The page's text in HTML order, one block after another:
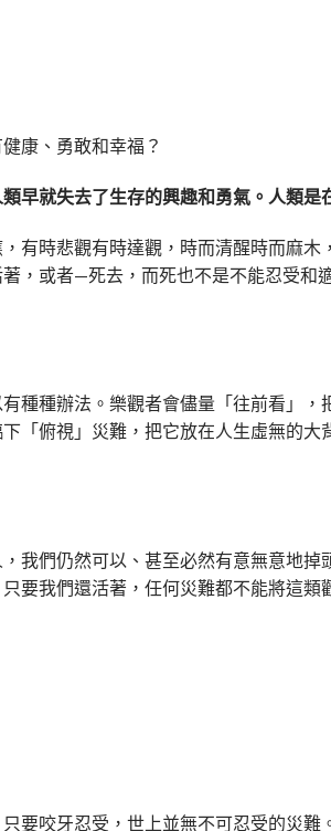
康、勇敢和幸福？
早就失去了生存的興趣和勇氣。人類是
有時悲觀有時達觀，時而清醒時而麻木
，或者—死去，而死也不是不能忍受和
種種辦法。樂觀者會儘量「往前看」，
「俯視」災難，把它放在人生虛無的大
我們仍然可以、甚至必然有意無意地掉
要我們還活著，任何災難都不能將這類
要咬牙忍受，世上並無不可忍受的災難